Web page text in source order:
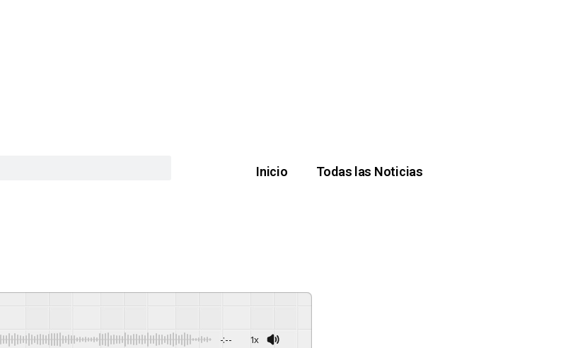
Inicio Todas las Noticias
-:-- 1x